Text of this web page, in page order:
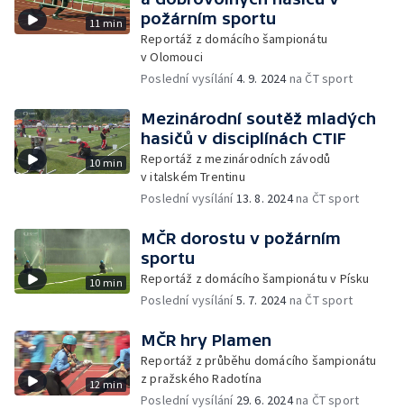
11 min
požárním sportu
Reportáž z domácího šampionátu
v Olomouci
Poslední vysílání4. 9. 2024na ČT sport
10 min
Mezinárodní soutěž mladých
hasičů v disciplínách CTIF
Reportáž z mezinárodních závodů
v italském Trentinu
Poslední vysílání13. 8. 2024na ČT sport
10 min
MČR dorostu v požárním
sportu
Reportáž z domácího šampionátu v Písku
Poslední vysílání5. 7. 2024na ČT sport
12 min
MČR hry Plamen
Reportáž z průběhu domácího šampionátu
z pražského Radotína
Poslední vysílání 29. 6. 2024na ČT sport